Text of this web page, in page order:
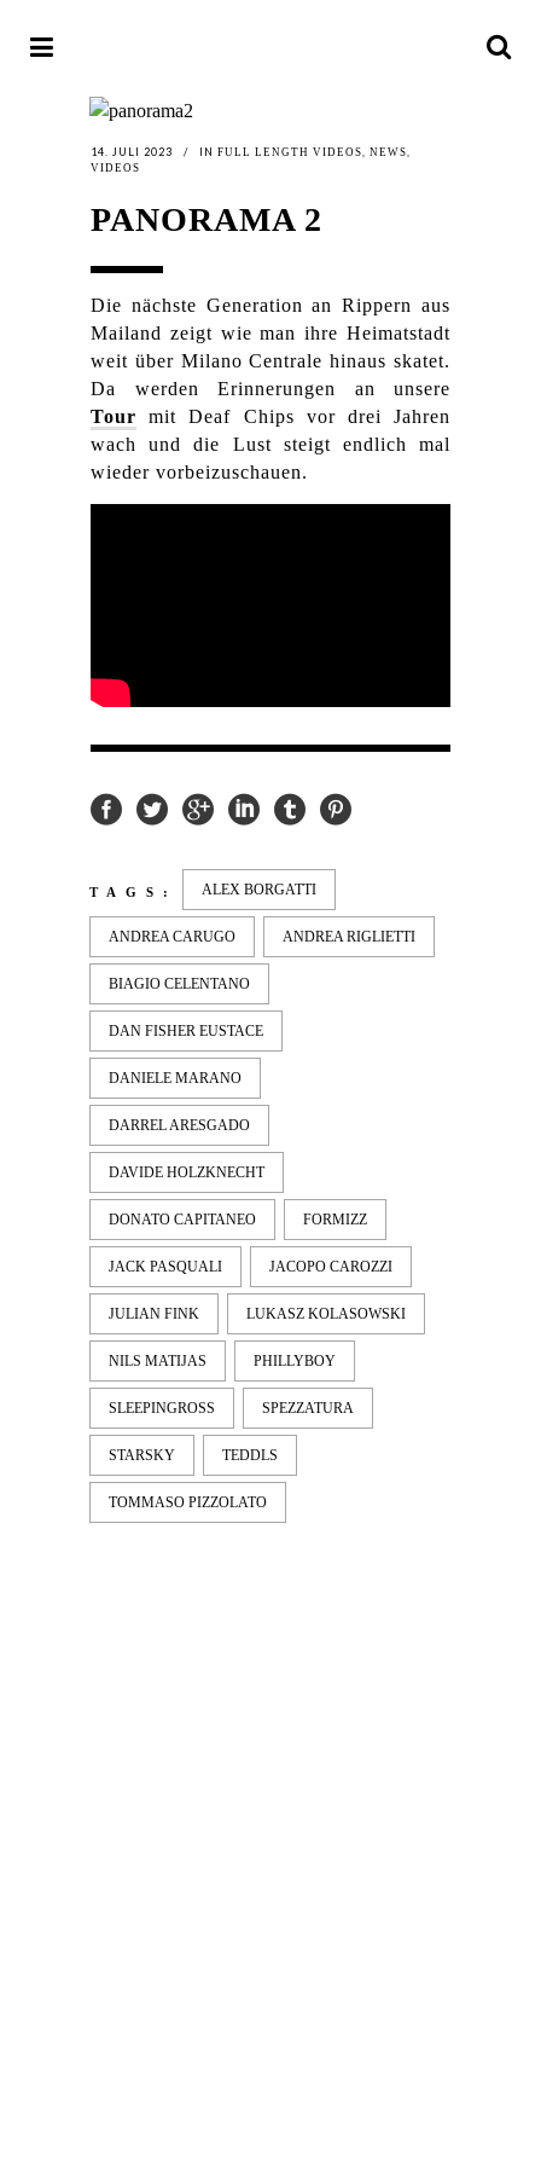
14. JULI 2023 IN FULL LENGTH VIDEOS NEWS
VIDEOS
PANORAMA 2
Die nächste Generation an Rippern aus
Mailand zeigt wie man ihre Heimatstadt
weit über Milano Centrale hinaus skatet.
Da werden Erinnerungen an unsere
Tour mit Deaf Chips vor drei Jahren
wach und die Lust steigt endlich mal
wieder vorbeizuschauen.
TAGS: ALEX BORGATTI
ANDREA CARUGO ANDREA RIGLIETTI
BIAGIO CELENTANO
DAN FISHER EUSTACE
DANIELE MARANO
DARREL ARESGADO
DAVIDE HOLZKNECHT
DONATO CAPITANEO FORMIZZ
JACK PASQUALI JACOPO CAROZZI
JULIAN FINK LUKASZ KOLASOWSKI
NILS MATIJAS PHILLYBOY
SLEEPINGROSS SPEZZATURA
STARSKY TEDDLS
TOMMASO PIZZOLATO